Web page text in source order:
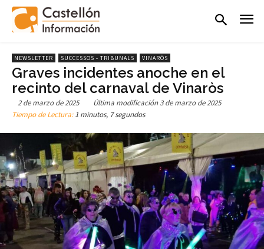
NEWSLETTER SUCCESSOS - TRIBUNALS VINARÒS
Graves incidentes anoche en el
recinto del carnaval de Vinaròs
2 de marzo de 2025 Última modificación 3 de marzo de 2025
Tiempo de Lectura:1 minutos, 7 segundos